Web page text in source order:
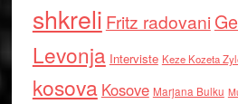
shkreli Fritz radovani
Levonja Interviste Keze Kozeta
kosova Kosove Marjana Bulku